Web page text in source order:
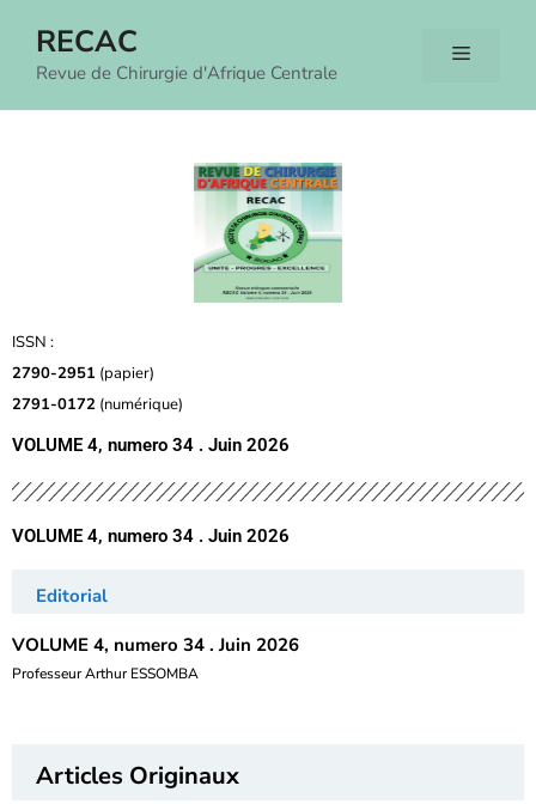
RECAC
Revue de Chirurgie d'Afrique Centrale
ISSN :
2790-2951 (papier)
2791-0172 (numérique)
VOLUME 4, numero 34 . Juin 2026
VOLUME 4, numero 34 . Juin 2026
Editorial
VOLUME 4, numero 34 . Juin 2026
Professeur Arthur ESSOMBA
Articles Originaux